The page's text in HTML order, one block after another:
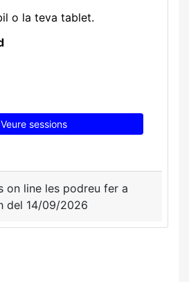
o la teva tablet.
Veure sessions
on line les podreu fer a
del 14/09/2026